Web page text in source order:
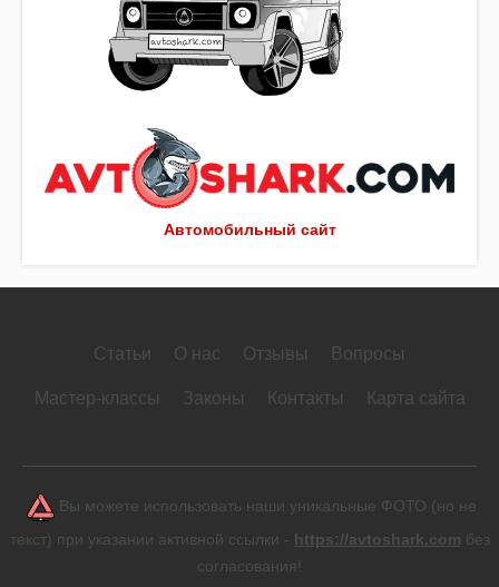
Автомобильный сайт
Статьи О нас Отзывы Вопросы
Мастер-классы Законы Контакты Карта сайта
Вы можете использовать наши уникальные ФОТО (но не
текст) при указании активной ссылки - https://avtoshark.com без
согласования!